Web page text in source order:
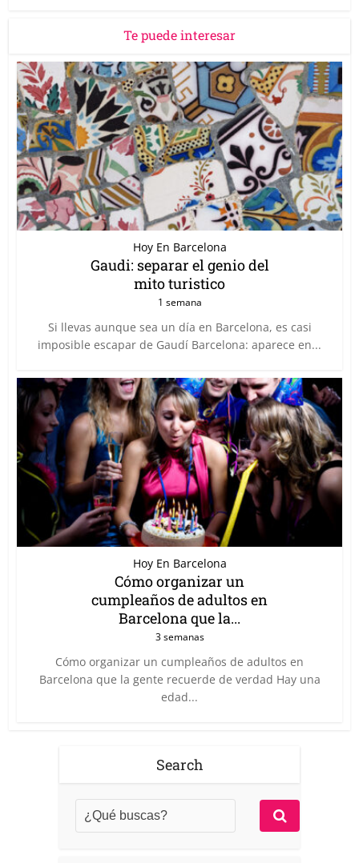
Te puede interesar
Hoy En Barcelona
Gaudi: separar el genio del
mito turistico
1 semana
Si llevas aunque sea un día en Barcelona, es casi
imposible escapar de Gaudí Barcelona: aparece en...
Hoy En Barcelona
Cómo organizar un
cumpleaños de adultos en
Barcelona que la...
3 semanas
Cómo organizar un cumpleaños de adultos en
Barcelona que la gente recuerde de verdad Hay una
edad...
Search